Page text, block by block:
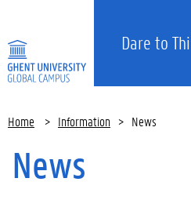
Dare to
Home > Information > News
News